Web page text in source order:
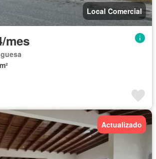
Local Comercial
mes
Actualizado